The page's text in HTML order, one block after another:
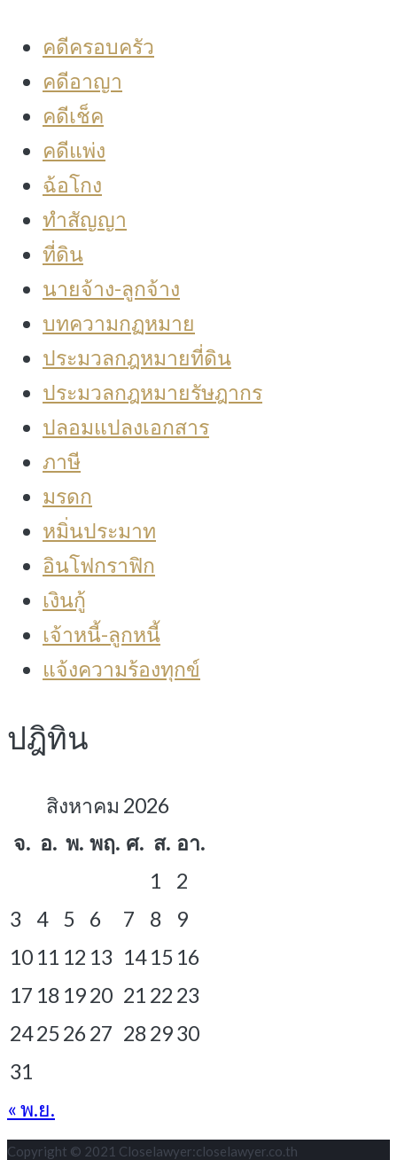
คดีครอบครัว
คดีอาญา
คดีเช็ค
คดีแพ่ง
ฉ้อโกง
ทำสัญญา
ที่ดิน
นายจ้าง-ลูกจ้าง
บทความกฏหมาย
ประมวลกฎหมายที่ดิน
ประมวลกฎหมายรัษฎากร
ปลอมแปลงเอกสาร
ภาษี
มรดก
หมิ่นประมาท
อินโฟกราฟิก
เงินกู้
เจ้าหนี้-ลูกหนี้
แจ้งความร้องทุกข์
ปฎิทิน
สิงหาคม 2026
จ. อ. พ. พฤ. ศ. ส. อา.
1
2
3
4 5 6 7 8
9
10 11 12 13 14 15 16
17 18 1920 21 22 23
2425 26 27 28 2930
31
« พ.ย.
Copyright © 2021 Closelawyer:closelawyer.co.th